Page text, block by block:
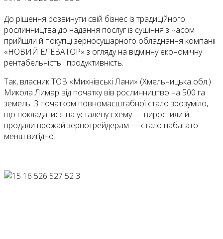
До рішення розвинути свій бізнес із традиційного
рослинництва до надання послуг із сушіння з часом
прийшли й покупці зерносушарного обладнання компанії
«НОВИЙ ЕЛЕВАТОР» з огляду на відмінну економічну
рентабельність і продуктивність.
Так, власник ТОВ «Михнівські Лани» (Хмельницька обл.)
Микола Лимар від початку вів рослинництво на 500 га
земель. З початком повномасштабної стало зрозуміло,
що покладатися на усталену схему — виростили й
продали врожай зернотрейдерам — стало набагато
менш вигідно.